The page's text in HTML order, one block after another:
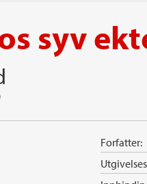
syv
Forfatter: